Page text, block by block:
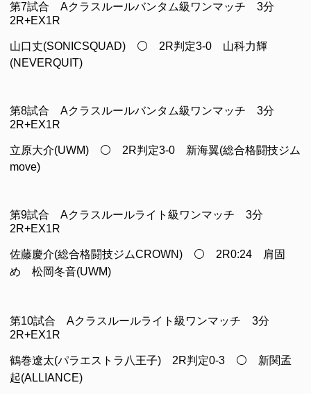
第7試合 Aクラスルールバンタム級ワンマッチ 3分
2R+EX1R
山口丈(SONICSQUAD) ⚪ 2R判定3-0 山科力輝
(NEVERQUIT)
第8試合 Aクラスルールバンタム級ワンマッチ 3分
2R+EX1R
立原大介(UWM) ⚪ 2R判定3-0 新海翼(総合格闘技ジム
move)
第9試合 Aクラスルールライト級ワンマッチ 3分
2R+EX1R
佐藤慶介(総合格闘技ジムCROWN) ⚪ 2R0:24 肩固
め 松岡冬音(UWM)
第10試合 Aクラスルールライト級ワンマッチ 3分
2R+EX1R
鶴巻遼太(パラエストラ八王子) 2R判定0-3 ⚪ 新関孟
起(ALLIANCE)